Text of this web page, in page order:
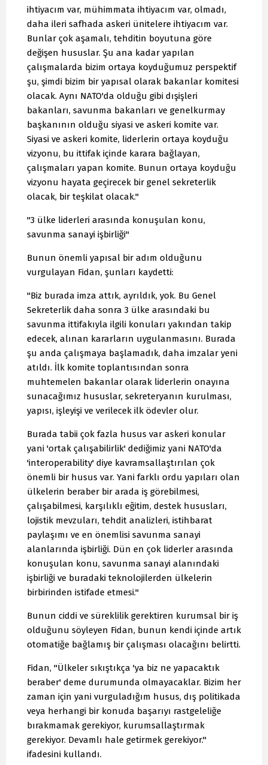
ihtiyacım var, mühimmata ihtiyacım var, olmadı,
daha ileri safhada askeri ünitelere ihtiyacım var.
Bunlar çok aşamalı, tehditin boyutuna göre
değişen hususlar. Şu ana kadar yapılan
çalışmalarda bizim ortaya koyduğumuz perspektif
şu, şimdi bizim bir yapısal olarak bakanlar komitesi
olacak. Aynı NATO'da olduğu gibi dışişleri
bakanları, savunma bakanları ve genelkurmay
başkanının olduğu siyasi ve askeri komite var.
Siyasi ve askeri komite, liderlerin ortaya koyduğu
vizyonu, bu ittifak içinde karara bağlayan,
çalışmaları yapan komite. Bunun ortaya koyduğu
vizyonu hayata geçirecek bir genel sekreterlik
olacak, bir teşkilat olacak."
"3 ülke liderleri arasında konuşulan konu,
savunma sanayi işbirliği"
Bunun önemli yapısal bir adım olduğunu
vurgulayan Fidan, şunları kaydetti:
"Biz burada imza attık, ayrıldık, yok. Bu Genel
Sekreterlik daha sonra 3 ülke arasındaki bu
savunma ittifakıyla ilgili konuları yakından takip
edecek, alınan kararların uygulanmasını. Burada
şu anda çalışmaya başlamadık, daha imzalar yeni
atıldı. İlk komite toplantısından sonra
muhtemelen bakanlar olarak liderlerin onayına
sunacağımız hususlar, sekreteryanın kurulması,
yapısı, işleyişi ve verilecek ilk ödevler olur.
Burada tabii çok fazla husus var askeri konular
yani 'ortak çalışabilirlik' dediğimiz yani NATO'da
'interoperability' diye kavramsallaştırılan çok
önemli bir husus var. Yani farklı ordu yapıları olan
ülkelerin beraber bir arada iş görebilmesi,
çalışabilmesi, karşılıklı eğitim, destek hususları,
lojistik mevzuları, tehdit analizleri, istihbarat
paylaşımı ve en önemlisi savunma sanayi
alanlarında işbirliği. Dün en çok liderler arasında
konuşulan konu, savunma sanayi alanındaki
işbirliği ve buradaki teknolojilerden ülkelerin
birbirinden istifade etmesi."
Bunun ciddi ve süreklilik gerektiren kurumsal bir iş
olduğunu söyleyen Fidan, bunun kendi içinde artık
otomatiğe bağlamış bir çalışması olacağını belirtti.
Fidan, "Ülkeler sıkıştıkça 'ya biz ne yapacaktık
beraber' deme durumunda olmayacaklar. Bizim her
zaman için yani vurguladığım husus, dış politikada
veya herhangi bir konuda başarıyı rastgeleliğe
bırakmamak gerekiyor, kurumsallaştırmak
gerekiyor. Devamlı hale getirmek gerekiyor."
ifadesini kullandı.